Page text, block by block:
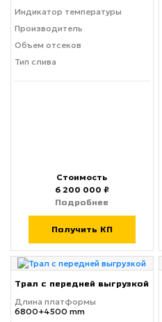
Индикатор температуры
Производитель
Объем отсеков
Тип слива
Стоимость
6 200 000 ₽
Подробнее
Получить КП
Трал с передней выгрузкой
Длина платформы
6800+4500 mm